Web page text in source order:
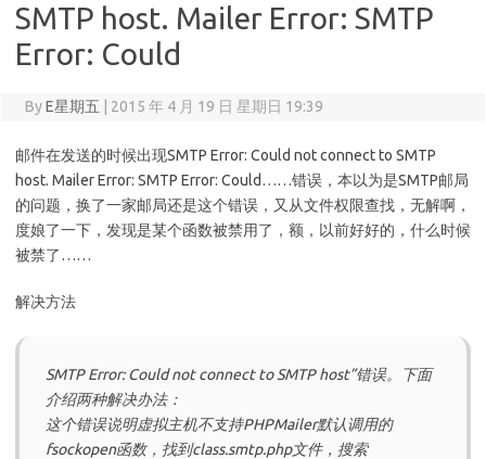
SMTP host. Mailer Error: SMTP
Error: Could
ByE星期五 2015 年 4 月 19 日 星期日 19:39
邮件在发送的时候出现SMTP Error: Could not connect to SMTP
host. Mailer Error: SMTP Error: Could……错误，本以为是SMTP邮局
的问题，换了一家邮局还是这个错误，又从文件权限查找，无解啊，
度娘了一下，发现是某个函数被禁用了，额，以前好好的，什么时候
被禁了……
解决方法
SMTP Error: Could not connect to SMTP host”错误。下面
介绍两种解决办法：
这个错误说明虚拟主机不支持PHPMailer默认调用的
fsockopen函数，找到class.smtp.php文件，搜索